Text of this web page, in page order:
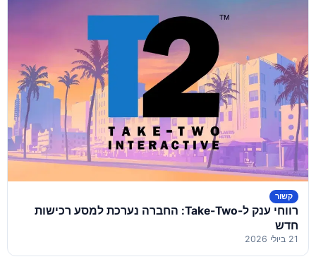
קשור
רווחי ענק ל-Take-Two: החברה נערכת למסע רכישות
חדש
21 ביולי 2026